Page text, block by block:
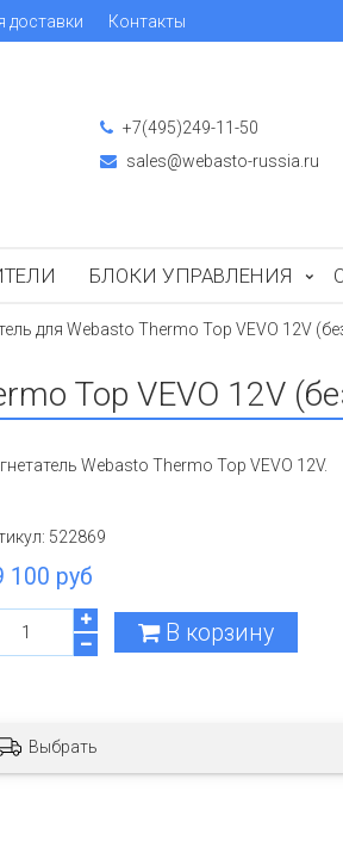
доставки Контакты
+7(495)249-11-50
sales@webasto-russia.ru
БЛОКИ УПРАВЛЕНИЯ
для Webasto Thermo Top VEVO 12V
Top VEVO 12V
Webasto Thermo Top VEVO 12V.
522869
100 руб
В корзину
Выбрать